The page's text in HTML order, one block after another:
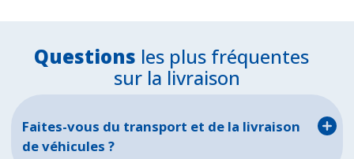
Questions les plus fréquentes
sur la livraison
Faites-vous du transport et de la livraison
de véhicules ?